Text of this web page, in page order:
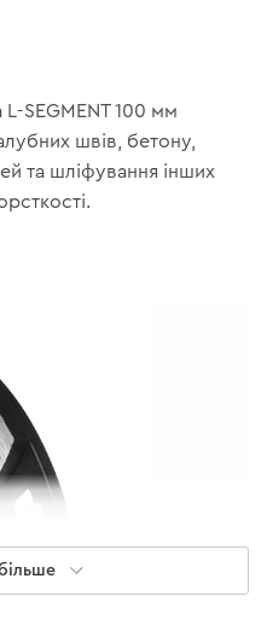
SEGMENT 100 мм
швів, бетону,
та шліфування інших